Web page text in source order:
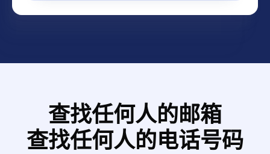
查找任何人的邮箱
查找任何人的电话号码